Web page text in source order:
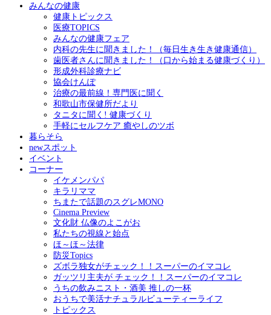
みんなの健康
健康トピックス
医療TOPICS
みんなの健康フェア
内科の先生に聞きました！（毎日生き生き健康通信）
歯医者さんに聞きました！（口から始まる健康づくり）
形成外科診療ナビ
協会けんぽ
治療の最前線！専門医に聞く
和歌山市保健所だより
タニタに聞く! 健康づくり
手軽にセルフケア 癒やしのツボ
暮らそら
newスポット
イベント
コーナー
イケメンパパ
キラリママ
ちまたで話題のスグレMONO
Cinema Preview
文化財 仏像のよこがお
私たちの視線と始点
ほ～ほ～法律
防災Topics
ズボラ独女がチェック！！スーパーのイマコレ
ガッツリ主夫が チェック！！スーパーのイマコレ
うちの飲みニスト・酒美 推しの一杯
おうちで美活ナチュラルビューティーライフ
トピックス